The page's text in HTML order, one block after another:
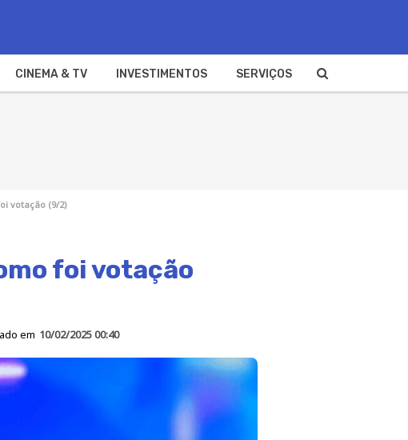
CINEMA & TV INVESTIMENTOS SERVIÇOS
votação (9/2)
foi votação
em 10/02/2025 00:40